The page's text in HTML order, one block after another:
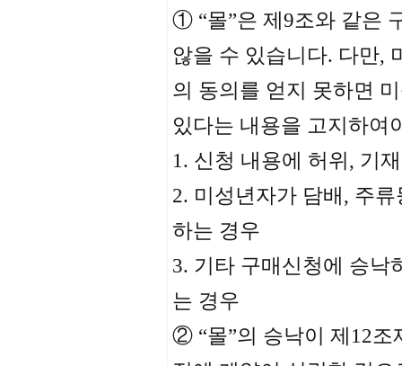
① “몰”은 제9조와 같은
않을 수 있습니다. 다만,
의 동의를 얻지 못하면
있다는 내용을 고지하여
1. 신청 내용에 허위, 기
2. 미성년자가 담배, 주
하는 경우
3. 기타 구매신청에 승낙
는 경우
② “몰”의 승낙이 제12조